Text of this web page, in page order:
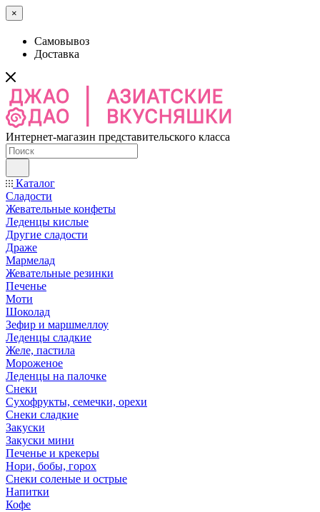
×
Самовывоз
Доставка
Интернет-магазин представительского класса
Каталог
Сладости
Жевательные конфеты
Леденцы кислые
Другие сладости
Драже
Мармелад
Жевательные резинки
Печенье
Моти
Шоколад
Зефир и маршмеллоу
Леденцы сладкие
Желе, пастила
Мороженое
Леденцы на палочке
Снеки
Сухофрукты, семечки, орехи
Снеки сладкие
Закуски
Закуски мини
Печенье и крекеры
Нори, бобы, горох
Снеки соленые и острые
Напитки
Кофе